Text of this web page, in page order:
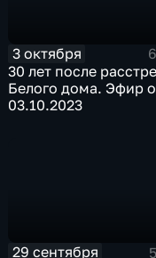
3 октября
30 лет после
Белого дома. Эфир
03.10.2023
29 сентября